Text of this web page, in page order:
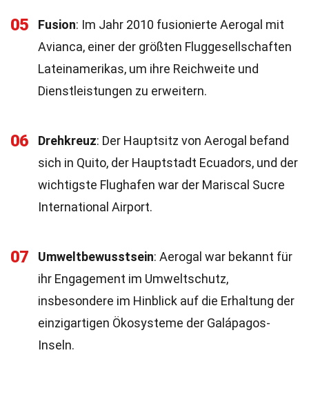
05 Fusion: Im Jahr 2010 fusionierte Aerogal mit
Avianca, einer der größten Fluggesellschaften
Lateinamerikas, um ihre Reichweite und
Dienstleistungen zu erweitern.
06 Drehkreuz: Der Hauptsitz von Aerogal befand
sich in Quito, der Hauptstadt Ecuadors, und der
wichtigste Flughafen war der Mariscal Sucre
International Airport.
07 Umweltbewusstsein: Aerogal war bekannt für
ihr Engagement im Umweltschutz,
insbesondere im Hinblick auf die Erhaltung der
einzigartigen Ökosysteme der Galápagos-
Inseln.